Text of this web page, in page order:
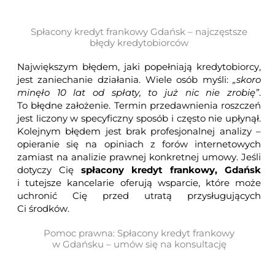
Spłacony kredyt frankowy Gdańsk – najczęstsze
błędy kredytobiorców
Największym błędem, jaki popełniają kredytobiorcy,
jest zaniechanie działania. Wiele osób myśli:„skoro
minęło 10 lat od spłaty, to już nic nie zrobię”.
To błędne założenie. Termin przedawnienia roszczeń
jest liczony w specyficzny sposób i często nie upłynął.
Kolejnym błędem jest brak profesjonalnej analizy –
opieranie się na opiniach z forów internetowych
zamiast na analizie prawnej konkretnej umowy. Jeśli
dotyczy Cię spłacony kredyt frankowy, Gdańsk
i tutejsze kancelarie oferują wsparcie, które może
uchronić Cię przed utratą przysługujących
Ci środków.
Pomoc prawna: Spłacony kredyt frankowy
w Gdańsku – umów się na konsultację